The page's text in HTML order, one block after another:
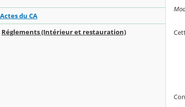
Actes du CA
Réglements (Intérieur et restauration)